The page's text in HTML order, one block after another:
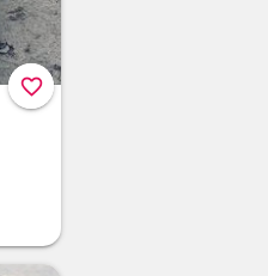
favorite_border